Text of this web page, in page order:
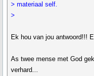
> materiaal self.
>
Ek hou van jou antwoord!!!
As twee mense met God
verhard...